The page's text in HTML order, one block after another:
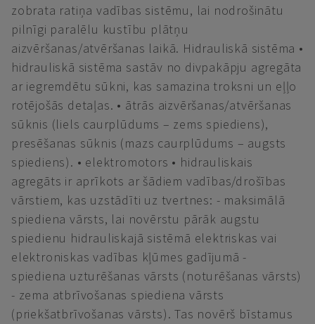
zobrata ratiņa vadības sistēmu, lai nodrošinātu
pilnīgi paralēlu kustību plātņu
aizvēršanas/atvēršanas laikā. Hidrauliskā sistēma •
hidrauliskā sistēma sastāv no divpakāpju agregāta
ar iegremdētu sūkni, kas samazina troksni un eļļo
rotējošās detaļas. • ātrās aizvēršanas/atvēršanas
sūknis (liels caurplūdums – zems spiediens),
presēšanas sūknis (mazs caurplūdums – augsts
spiediens). • elektromotors • hidrauliskais
agregāts ir aprīkots ar šādiem vadības/drošības
vārstiem, kas uzstādīti uz tvertnes: - maksimālā
spiediena vārsts, lai novērstu pārāk augstu
spiedienu hidrauliskajā sistēmā elektriskas vai
elektroniskas vadības kļūmes gadījumā -
spiediena uzturēšanas vārsts (noturēšanas vārsts)
- zema atbrīvošanas spiediena vārsts
(priekšatbrīvošanas vārsts). Tas novērš bīstamus